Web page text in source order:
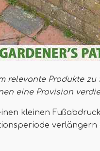
relevante Produkte zu
eine Provision
kleinen
verlängern